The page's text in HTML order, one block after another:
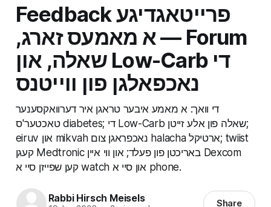
‫פרייטאגדיגע Feedback
Forum — א מאמעס זארג,
די Low-Carb שאלה, און
די וואך: א מאמע איבער טראגן איר דערוואקסענער
טאכטער'ס diabetes; די Low-Carb שאלה פון אלע זייטן;
eiruv און mikvah נאכפראגן צום halacha ארטיקל; twiist
קעגן Medtronic באריכטן פון פעלד; און ווי איין Dexcom
קען שפייזן סיי א watch און סיי א phone.
Rabbi Hirsch Meisels Share